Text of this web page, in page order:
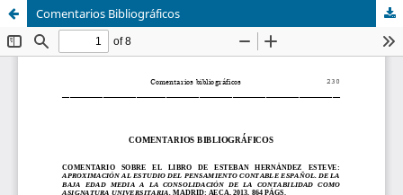
Comentarios Bibliográficos